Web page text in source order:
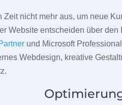
nicht mehr aus, um neue
Website entscheiden über
und Microsoft
Webdesign, kreative